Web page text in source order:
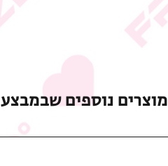
מוצרים נוספים שבמבצע